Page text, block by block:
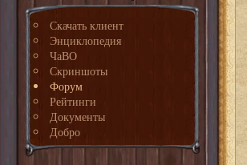
Скачать клиент
Энциклопедия
ЧаВО
Скриншоты
Форум
Рейтинги
Документы
Добро